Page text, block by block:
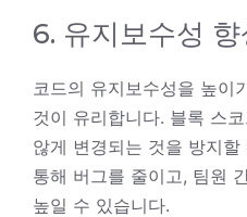
6. 유지보수성
코드의 유지보수성을 높이
것이 유리합니다. 블록 스
않게 변경되는 것을 방지
통해 버그를 줄이고, 팀원
높일 수 있습니다.